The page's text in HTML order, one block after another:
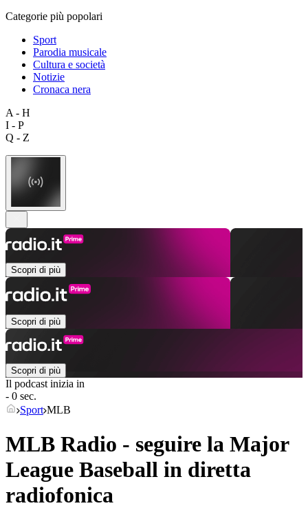
Categorie più popolari
Sport
Parodia musicale
Cultura e società
Notizie
Cronaca nera
A - H
I - P
Q - Z
Scopri di più
Scopri di più
Scopri di più
Il podcast inizia in
- 0 sec.
Sport MLB
MLB Radio - seguire la Major
League Baseball in diretta
radiofonica